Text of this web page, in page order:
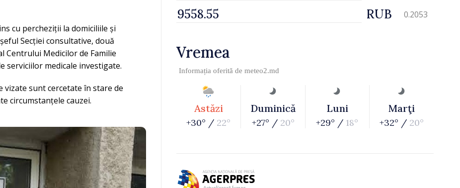
cu percheziții la domiciliile și
Secției consultative, două
Centrului Medicilor de Familie
serviciilor medicale investigate.
vizate sunt cercetate în stare de
circumstanțele cauzei.
RUB 0.2053
Vremea
Informația oferită de meteo2.md
Astăzi
+30° / 22°
Duminică
+27° / 20°
Luni
+29° / 18°
Marţi
+32° / 20°